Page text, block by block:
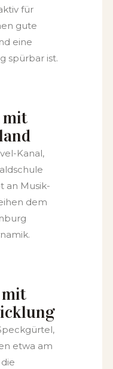
für
gute
eine
spürbar ist.
mit
Kanal,
an Musik-
dem
etwa am